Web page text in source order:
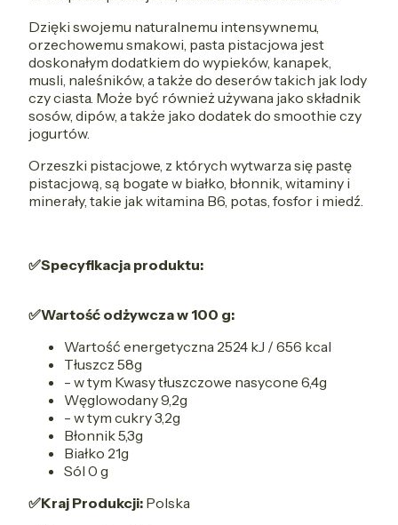
Dzięki swojemu naturalnemu intensywnemu,
orzechowemu smakowi, pasta pistacjowa jest
doskonałym dodatkiem do wypieków, kanapek,
musli, naleśników, a także do deserów takich jak lody
czy ciasta. Może być również używana jako składnik
sosów, dipów, a także jako dodatek do smoothie czy
jogurtów.
Orzeszki pistacjowe, z których wytwarza się pastę
pistacjową, są bogate w białko, błonnik, witaminy i
minerały, takie jak witamina B6, potas, fosfor i miedź.
✅Specyfikacja produktu:
✅Wartość odżywcza w 100 g:
Wartość energetyczna 2524 kJ / 656 kcal
Tłuszcz 58g
- w tym Kwasy tłuszczowe nasycone 6,4g
Węglowodany 9,2g
- w tym cukry 3,2g
Błonnik 5,3g
Białko 21g
Sól 0 g
✅Kraj Produkcji: Polska